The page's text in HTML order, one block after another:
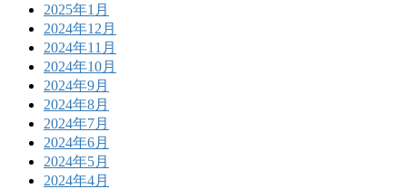
2025年1月
2024年12月
2024年11月
2024年10月
2024年9月
2024年8月
2024年7月
2024年6月
2024年5月
2024年4月